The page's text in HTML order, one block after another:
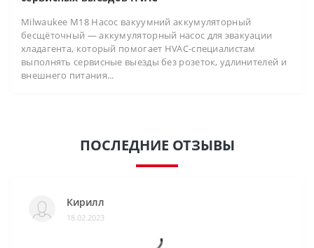
Milwaukee M18 Насос вакуумний аккумуляторный
бесщёточный — аккумуляторный насос для эвакуации
хладагента, который помогает HVAC-специалистам
выполнять сервисные выезды без розеток, удлинителей и
внешнего питания...
ПОСЛЕДНИЕ ОТЗЫВЫ
Кирилл
18.02.2023